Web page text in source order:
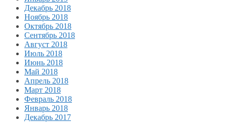
Декабрь 2018
Ноябрь 2018
Октябрь 2018
Сентябрь 2018
Август 2018
Июль 2018
Июнь 2018
Май 2018
Апрель 2018
Март 2018
Февраль 2018
Январь 2018
Декабрь 2017